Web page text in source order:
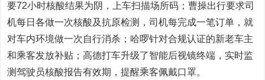
要72小时核酸结果为阴，上车扫描场所码；曹操出行要求司
机每日各做一次核酸及抗原检测，司机每完成一笔订单，就
对车内环境做一次自行消杀；哈啰针对合规认证的新老车主
和乘客发放补贴；高德打车升级了智能后视镜终端，实时监
测驾驶员核酸报告有效期，提醒乘客佩戴口罩。